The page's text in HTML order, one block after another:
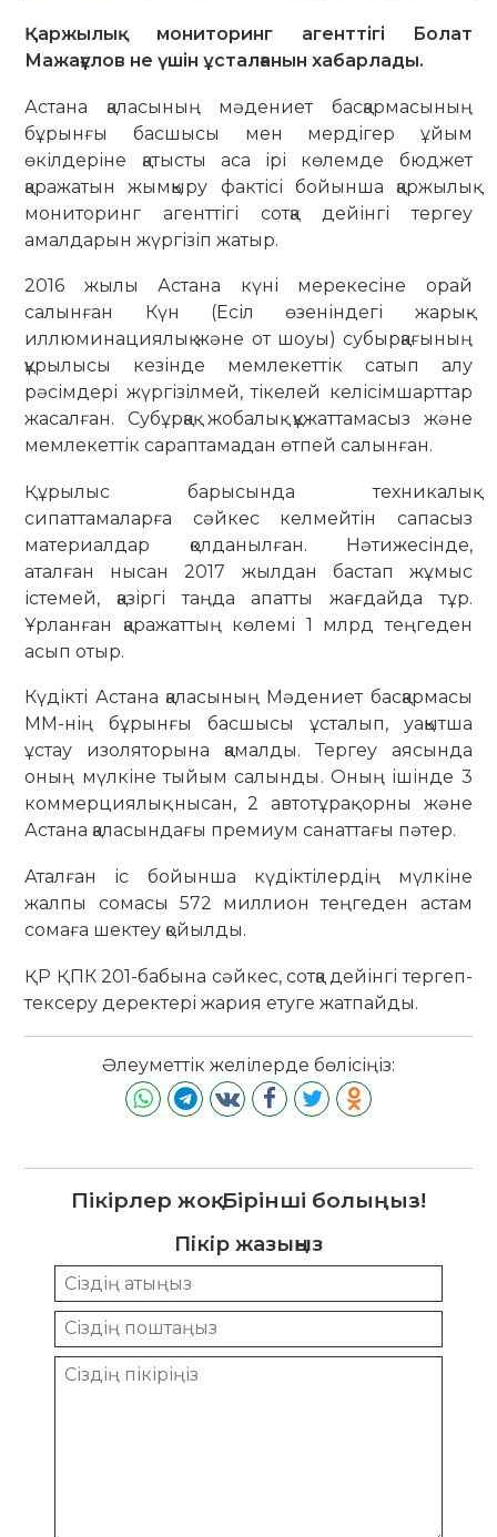
Қаржылық мониторинг агенттігі Болат
Мажағұлов не үшін ұсталғанын хабарлады.
Астана қаласының мәдениет басқармасының
бұрынғы басшысы мен мердігер ұйым
өкілдеріне қатысты аса ірі көлемде бюджет
қаражатын жымқыру фактісі бойынша қаржылық
мониторинг агенттігі сотқа дейінгі тергеу
амалдарын жүргізіп жатыр.
2016 жылы Астана күні мерекесіне орай
салынған Күн (Есіл өзеніндегі жарық-
иллюминациялық және от шоуы) субырқағының
құрылысы кезінде мемлекеттік сатып алу
рәсімдері жүргізілмей, тікелей келісімшарттар
жасалған. Субұрқақ жобалық құжаттамасыз және
мемлекеттік сараптамадан өтпей салынған.
Құрылыс барысында техникалық
сипаттамаларға сәйкес келмейтін сапасыз
материалдар қолданылған. Нәтижесінде,
аталған нысан 2017 жылдан бастап жұмыс
істемей, қазіргі таңда апатты жағдайда тұр.
Ұрланған қаражаттың көлемі 1 млрд теңгеден
асып отыр.
Күдікті Астана қаласының Мәдениет басқармасы
ММ-нің бұрынғы басшысы ұсталып, уақытша
ұстау изоляторына қамалды. Тергеу аясында
оның мүлкіне тыйым салынды. Оның ішінде 3
коммерциялық нысан, 2 автотұрақ орны және
Астана қаласындағы премиум санаттағы пәтер.
Аталған іс бойынша күдіктілердің мүлкіне
жалпы сомасы 572 миллион теңгеден астам
сомаға шектеу қойылды.
ҚР ҚПК 201-бабына сәйкес, сотқа дейінгі тергеп-
тексеру деректері жария етуге жатпайды.
Әлеуметтік желілерде бөлісіңіз:
Пікірлер жоқ. Бірінші болыңыз!
Пікір жазыңыз